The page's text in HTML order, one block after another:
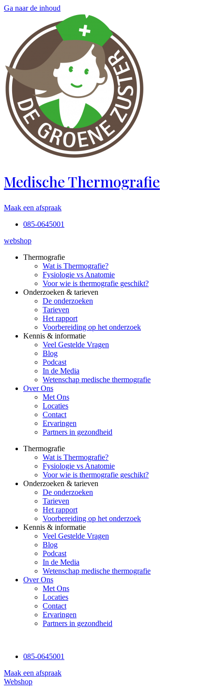
Ga naar de inhoud
Medische Thermografie
Maak een afspraak
085-0645001
webshop
Thermografie
Wat is Thermografie?
Fysiologie vs Anatomie
Voor wie is thermografie geschikt?
Onderzoeken & tarieven
De onderzoeken
Tarieven
Het rapport
Voorbereiding op het onderzoek
Kennis & informatie
Veel Gestelde Vragen
Blog
Podcast
In de Media
Wetenschap medische thermografie
Over Ons
Met Ons
Locaties
Contact
Ervaringen
Partners in gezondheid
Thermografie
Wat is Thermografie?
Fysiologie vs Anatomie
Voor wie is thermografie geschikt?
Onderzoeken & tarieven
De onderzoeken
Tarieven
Het rapport
Voorbereiding op het onderzoek
Kennis & informatie
Veel Gestelde Vragen
Blog
Podcast
In de Media
Wetenschap medische thermografie
Over Ons
Met Ons
Locaties
Contact
Ervaringen
Partners in gezondheid
085-0645001
Maak een afspraak
Webshop